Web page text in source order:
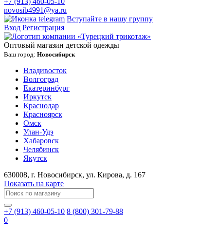
novosib4991@ya.ru
Вступайте в нашу группу
Вход Регистрация
Оптовый магазин детской одежды
Ваш город: Новосибирск
Владивосток
Волгоград
Екатеринбург
Иркутск
Краснодар
Красноярск
Омск
Улан-Удэ
Хабаровск
Челябинск
Якутск
630008, г. Новосибирск, ул. Кирова, д. 167
Показать на карте
+7 (913) 460-05-10 8 (800) 301-79-88
0